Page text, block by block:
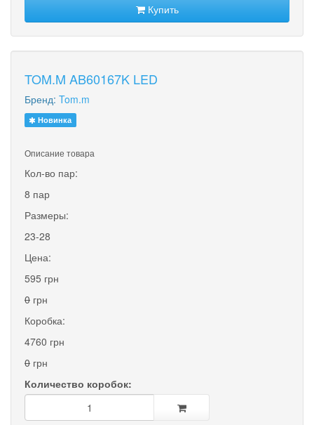
Купить
TOM.M AB60167K LED
Бренд: Tom.m
Новинка
Описание товара
Кол-во пар:
8 пар
Размеры:
23-28
Цена:
595 грн
0 грн
Коробка:
4760 грн
0 грн
Количество коробок: